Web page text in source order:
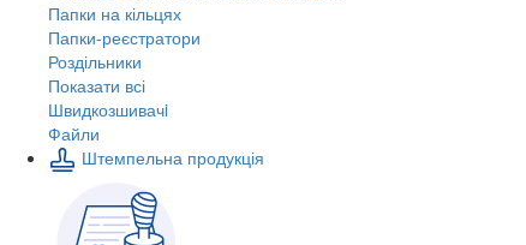
Папки на кільцях
Папки-реєстратори
Роздільники
Показати всі
Швидкозшивачi
Файли
Штемпельна продукція